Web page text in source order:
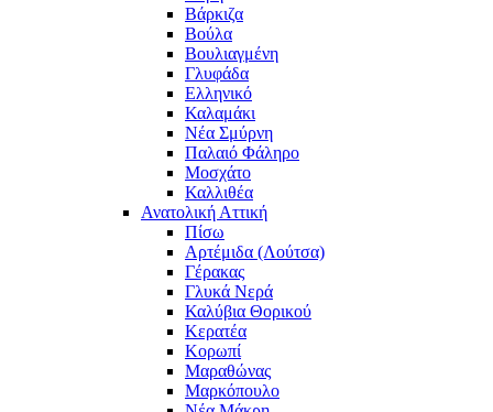
Βάρκιζα
Βούλα
Βουλιαγμένη
Γλυφάδα
Ελληνικό
Καλαμάκι
Νέα Σμύρνη
Παλαιό Φάληρο
Μοσχάτο
Καλλιθέα
Ανατολική Αττική
Πίσω
Αρτέμιδα (Λούτσα)
Γέρακας
Γλυκά Νερά
Καλύβια Θορικού
Κερατέα
Κορωπί
Μαραθώνας
Μαρκόπουλο